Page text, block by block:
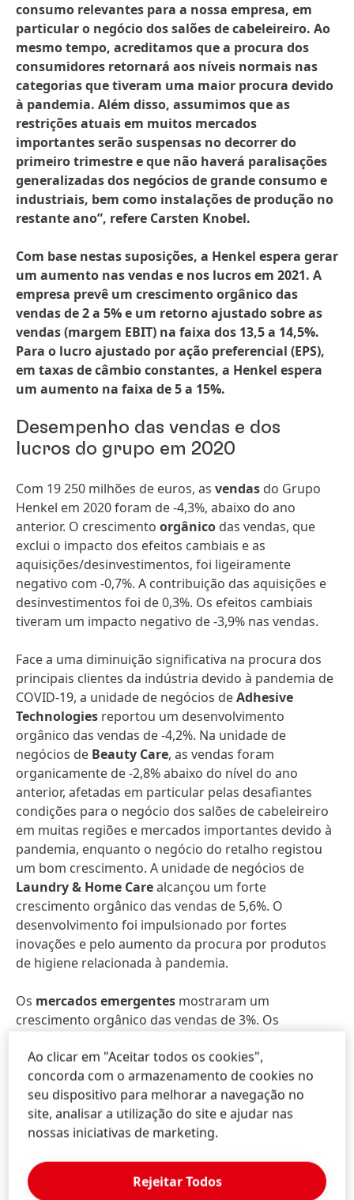
consumo relevantes para a nossa empresa, em
particular o negócio dos salões de cabeleireiro. Ao
mesmo tempo, acreditamos que a procura dos
consumidores retornará aos níveis normais nas
categorias que tiveram uma maior procura devido
à pandemia. Além disso, assumimos que as
restrições atuais em muitos mercados
importantes serão suspensas no decorrer do
primeiro trimestre e que não haverá paralisações
generalizadas dos negócios de grande consumo e
industriais, bem como instalações de produção no
restante ano”, refere Carsten Knobel.
Com base nestas suposições, a Henkel espera gerar
um aumento nas vendas e nos lucros em 2021. A
empresa prevê um crescimento orgânico das
vendas de 2 a 5% e um retorno ajustado sobre as
vendas(margem EBIT) na faixa dos 13,5 a 14,5%.
Para o lucro ajustado por ação preferencial (EPS),
em taxas de câmbio constantes, a Henkel espera
um aumento na faixa de 5 a 15%.
Desempenho das vendas e dos
lucros do grupo em 2020
Com 19 250 milhões de euros, as vendas do Grupo
Henkel em 2020 foram de -4,3%, abaixo do ano
anterior. O crescimento orgânico das vendas, que
exclui o impacto dos efeitos cambiais e as
aquisições/desinvestimentos, foi ligeiramente
negativo com -0,7%. A contribuição das aquisições e
desinvestimentos foi de 0,3%. Os efeitos cambiais
tiveram um impacto negativo de -3,9% nas vendas.
Face a uma diminuição significativa na procura dos
principais clientes da indústria devido à pandemia de
COVID-19, a unidade de negócios deAdhesive
Technologies reportou um desenvolvimento
orgânico das vendas de -4,2%. Na unidade de
negócios de Beauty Care, as vendas foram
organicamente de -2,8% abaixo do nível do ano
anterior, afetadas em particular pelas desafiantes
condições para o negócio dos salões de cabeleireiro
em muitas regiões e mercados importantes devido à
pandemia, enquanto o negócio do retalho registou
um bom crescimento. A unidade de negócios de
Laundry & Home Carealcançou um forte
crescimento orgânico das vendas de 5,6%. O
desenvolvimento foi impulsionado por fortes
inovações e pelo aumento da procura por produtos
de higiene relacionada à pandemia.
Os mercados emergentes mostraram um
crescimento orgânico das vendas de 3%. Os
orgânico negativo das vendas de -3,2%.
Num ambiente de mercado que se manteve
altamente competitivo, as vendas naEuropa
Ocidentalregistaram um desenvolvimento orgânico
crescimento orgânico de 7,1%. Na
Oriente
, as vendas cresceram organicamente em 7%.
Ao clicar em "Aceitar todos os cookies",
concorda com o armazenamento de cookies no
seu dispositivo para melhorar a navegação no
site, analisar a utilização do site e ajudar nas
nossas iniciativas de marketing.
Rejeitar Todos